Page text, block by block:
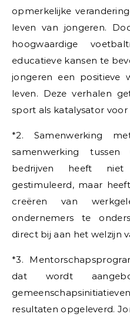
opmerkelijke
leven van jongeren.
hoogwaardige
educatieve kansen te
jongeren een positieve
leven. Deze verhalen
sport als katalysator
*2. Samenwerking
samenwerking
bedrijven heeft
gestimuleerd, maar
creëren van
ondernemers te
direct bij aan het welzijn
*3.
dat wordt
resultaten opgeleverd.